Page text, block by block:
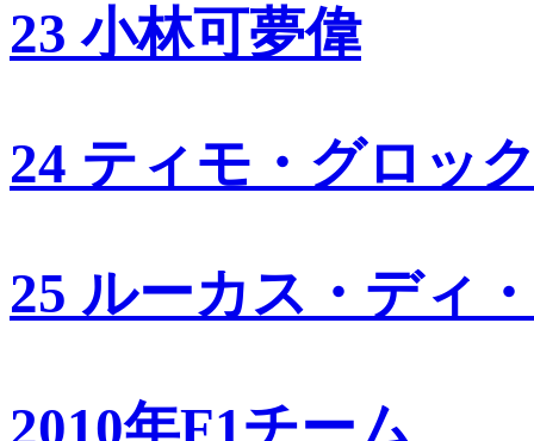
23 小林可夢偉
24 ティモ・グロッ
25 ルーカス・ディ
2010年F1チーム